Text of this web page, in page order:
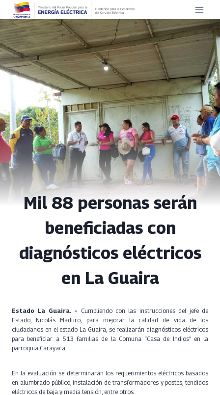
Saltar
contenido
Mil 88 personas serán
beneficiadas con
diagnósticos eléctricos
en La Guaira
Estado La Guaira. – Cumpliendo con las instrucciones del jefe de
Estado, Nicolás Maduro, para mejorar la calidad de vida de los
ciudadanos en el estado La Guaira, se realizarán diagnósticos eléctricos
para beneficiar a 513 familias de la Comuna “Casa de Indios” en la
parroquia Carayaca.
En la evaluación se determinarán los requerimientos eléctricos basados
en alumbrado público, instalación de transformadores y postes, tendidos
eléctricos de baja y media tensión, entre otros.